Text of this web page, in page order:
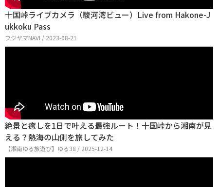
十国峠ライブカメラ（駿河湾ビュー）Live from Hakone-J
ukkoku Pass
フジヤマNAVI / 2023-08-21
絶景と癒しを1日で叶える最強ルート！十国峠から湘南が見
える？熱海の山側を旅してみた
【湘南ゆる旅遊び】ゆる38 / 2025-12-14